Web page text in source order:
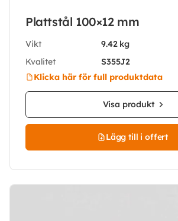
Plattstål 100×12 mm
Vikt
9.42 kg
Kvalitet
S355J2
Klicka här för full produktdata
Visa produkt
Lägg till i offert